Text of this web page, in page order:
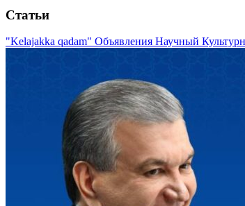
Статьи
"Kelajakka qadam" Объявления Научный